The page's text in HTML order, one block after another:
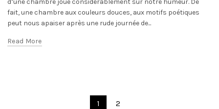
d’une chambre joue considérablement sur notre humeur. De
fait, une chambre aux couleurs douces, aux motifs poétiques
peut nous apaiser après une rude journée de...
Read More
1 2